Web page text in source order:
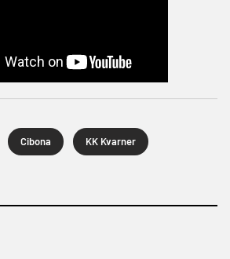
Cibona KK Kvarner